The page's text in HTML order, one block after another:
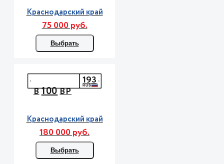
Краснодарский край
75 000 руб.
Выбрать
В100ВР
193
Краснодарский край
180 000 руб.
Выбрать